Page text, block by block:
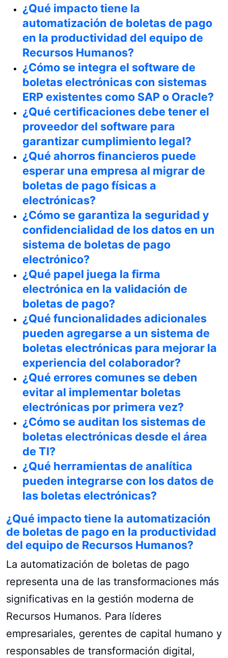
¿Qué impacto tiene la
automatización de boletas de pago
en la productividad del equipo de
Recursos Humanos?
¿Cómo se integra el software de
boletas electrónicas con sistemas
ERP existentes como SAP o Oracle?
¿Qué certificaciones debe tener el
proveedor del software para
garantizar cumplimiento legal?
¿Qué ahorros financieros puede
esperar una empresa al migrar de
boletas de pago físicas a
electrónicas?
¿Cómo se garantiza la seguridad y
confidencialidad de los datos en un
sistema de boletas de pago
electrónico?
¿Qué papel juega la firma
electrónica en la validación de
boletas de pago?
¿Qué funcionalidades adicionales
pueden agregarse a un sistema de
boletas electrónicas para mejorar la
experiencia del colaborador?
¿Qué errores comunes se deben
evitar al implementar boletas
electrónicas por primera vez?
¿Cómo se auditan los sistemas de
boletas electrónicas desde el área
de TI?
¿Qué herramientas de analítica
pueden integrarse con los datos de
las boletas electrónicas?
¿Qué impacto tiene la automatización
de boletas de pago en la productividad
del equipo de Recursos Humanos?
La automatización de boletas de pago
representa una de las transformaciones más
significativas en la gestión moderna de
Recursos Humanos. Para líderes
empresariales, gerentes de capital humano y
responsables de transformación digital,